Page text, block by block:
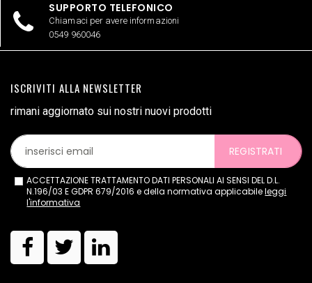
SUPPORTO TELEFONICO
Chiamaci per avere informazioni
0549 960046
ISCRIVITI ALLA NEWSLETTER
rimani aggiornato sui nostri nuovi prodotti
REGISTRATI
ACCETTAZIONE TRATTAMENTO DATI PERSONALI AI SENSI DEL D.L.
N.196/03 E GDPR 679/2016 e della normativa applicabileleggi
l'informativa